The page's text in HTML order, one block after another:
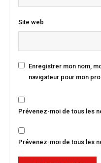
Site web
Enregistrer mon nom,
navigateur pour mon
Prévenez-moi de tous les
Prévenez-moi de tous les